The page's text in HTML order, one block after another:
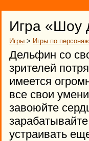
Игра «Шоу
Игры > Игры по
Дельфин со
зрителей
имеется
все свои
завоюйте
устраивать